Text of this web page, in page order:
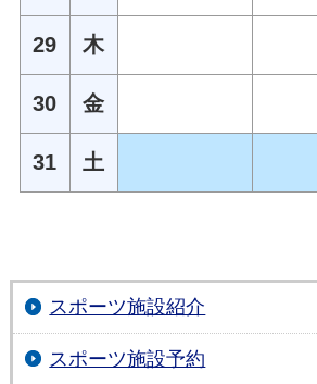
29 木
30 金
31 土
スポーツ施設紹介
スポーツ施設予約